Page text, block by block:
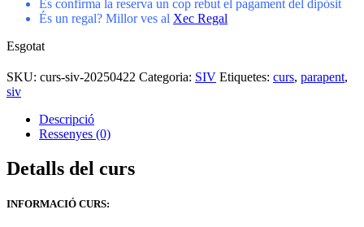
Es confirma la reserva un cop rebut el pagament del dipòsit
És un regal? Millor ves al Xec Regal
Esgotat
SKU: curs-siv-20250422 Categoria: SIV Etiquetes: curs, parapent,
siv
Descripció
Ressenyes (0)
Detalls del curs
INFORMACIÓ CURS: